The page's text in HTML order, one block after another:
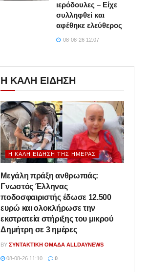
ιερόδουλες – Είχε
συλληφθεί και
αφέθηκε ελεύθερος
08-08-26 12:07
Η ΚΑΛΗ ΕΙΔΗΣΗ
Η ΚΑΛΉ ΕΊΔΗΣΗ ΤΗΣ ΗΜΈΡΑΣ
Μεγάλη πράξη ανθρωπιάς:
Γνωστός Έλληνας
ποδοσφαιριστής έδωσε 12.500
ευρώ και ολοκλήρωσε την
εκστρατεία στήριξης του μικρού
Δημήτρη σε 3 ημέρες
BY ΣΥΝΤΑΚΤΙΚΉ ΟΜΆΔΑ ALLDAYNEWS
08-08-26 11:10 0